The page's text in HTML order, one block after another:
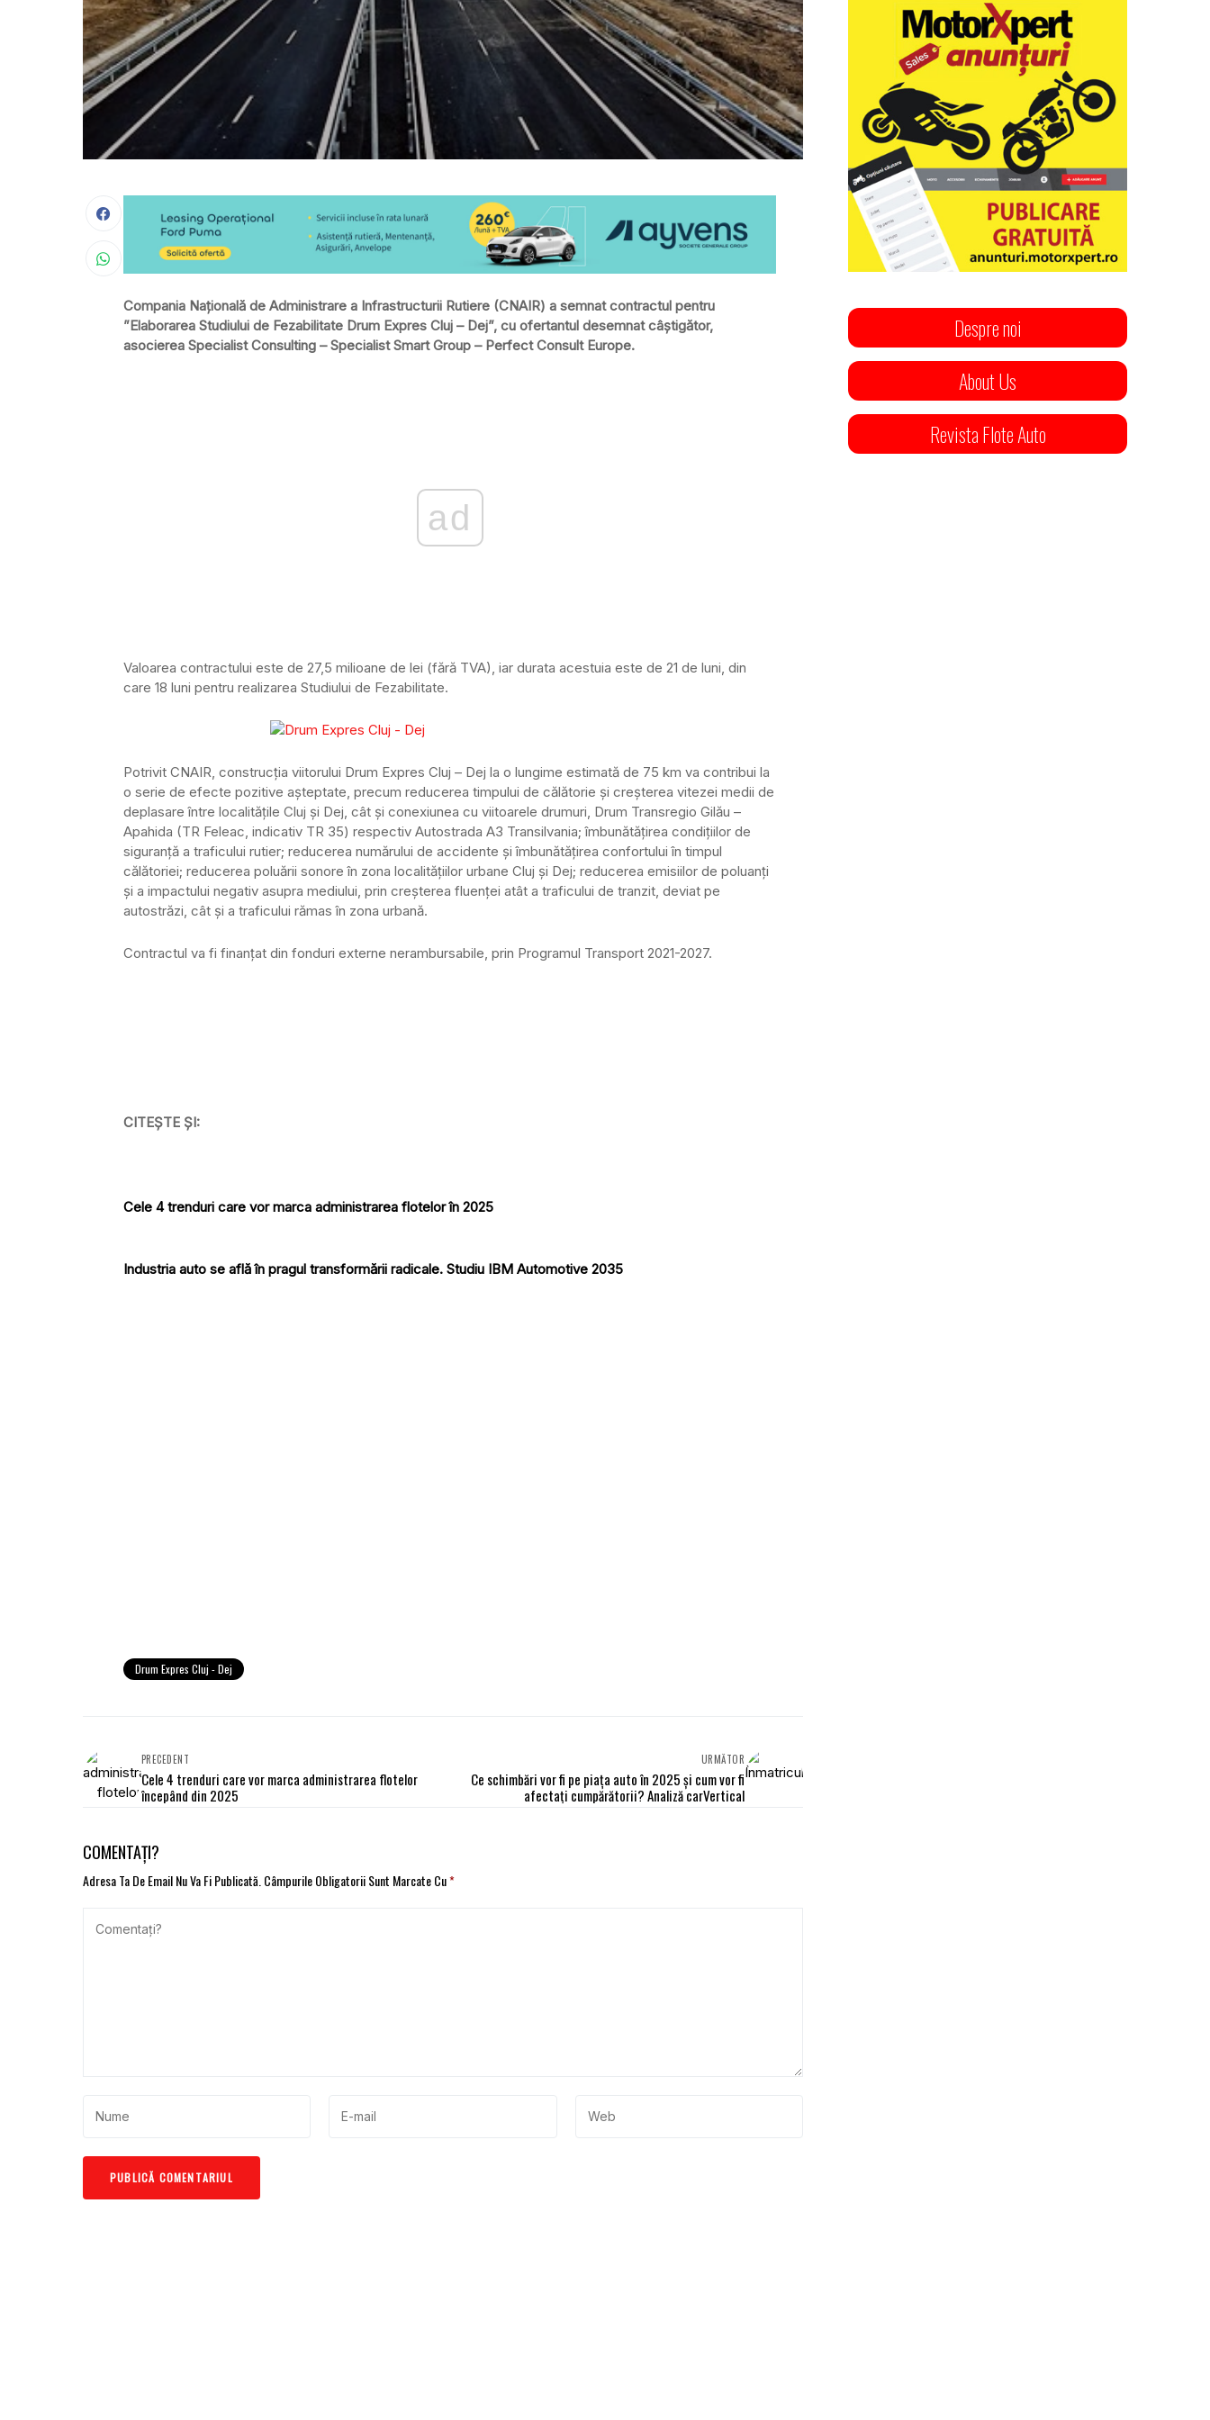
Compania Națională de Administrare a Infrastructurii Rutiere (CNAIR) a semnat contractul pentru
”Elaborarea Studiului de Fezabilitate Drum Expres Cluj – Dej”, cu ofertantul desemnat câștigător,
asocierea Specialist Consulting – Specialist Smart Group – Perfect Consult Europe.
ad
Valoarea contractului este de 27,5 milioane de lei (fără TVA), iar durata acestuia este de 21 de luni, din
care 18 luni pentru realizarea Studiului de Fezabilitate.
Potrivit CNAIR, construcția viitorului Drum Expres Cluj – Dej la o lungime estimată de 75 km va contribui la
o serie de efecte pozitive așteptate, precum reducerea timpului de călătorie și creșterea vitezei medii de
deplasare între localitățile Cluj și Dej, cât și conexiunea cu viitoarele drumuri, Drum Transregio Gilău –
Apahida (TR Feleac, indicativ TR 35) respectiv Autostrada A3 Transilvania; îmbunătățirea condițiilor de
siguranță a traficului rutier; reducerea numărului de accidente și îmbunătățirea confortului în timpul
călătoriei; reducerea poluării sonore în zona localitățiilor urbane Cluj și Dej; reducerea emisiilor de poluanți
și a impactului negativ asupra mediului, prin creșterea fluenței atât a traficului de tranzit, deviat pe
autostrăzi, cât și a traficului rămas în zona urbană.
Contractul va fi finanțat din fonduri externe nerambursabile, prin Programul Transport 2021-2027.
CITEȘTE ȘI:
Cele 4 trenduri care vor marca administrarea flotelor în 2025
Industria auto se află în pragul transformării radicale. Studiu IBM Automotive 2035
Drum Expres Cluj - Dej
PRECEDENT
Cele 4 trenduri care vor marca administrarea flotelor
începând din 2025
URMĂTOR
Ce schimbări vor fi pe piața auto în 2025 și cum vor fi
afectați cumpărătorii? Analiză carVertical
COMENTAȚI?
Adresa Ta De Email Nu Va Fi Publicată. Câmpurile Obligatorii Sunt Marcate Cu*
Despre noi
About Us
Revista Flote Auto